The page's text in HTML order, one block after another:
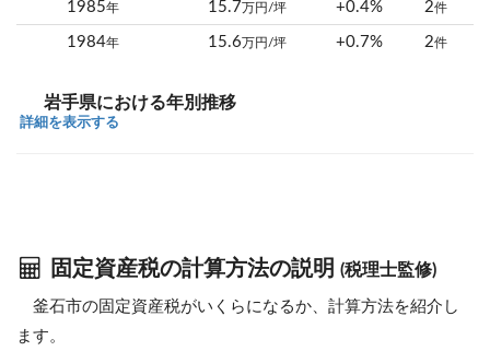
1985年 15.7 万円/坪 +0.4% 2件
1984年 15.6 万円/坪 +0.7% 2件
岩手県における年別推移
詳細を表示する
固定資産税の計算方法の説明 (税理士監修)
釜石市の固定資産税がいくらになるか、計算方法を紹介し
ます。